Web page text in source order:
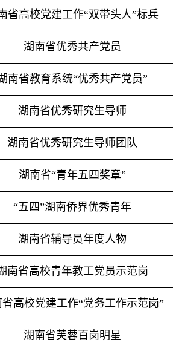
省高校党建工作“双带头人”标兵
湖南省优秀共产党员
南省教育系统“优秀共产党员”
湖南省优秀研究生导师
湖南省优秀研究生导师团队
湖南省“青年五四奖章”
“五四”湖南侨界优秀青年
湖南省辅导员年度人物
南省高校青年教工党员示范岗
高校党建工作“党务工作示范岗”
湖南省芙蓉百岗明星